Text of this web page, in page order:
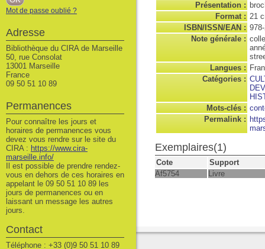
Présentation :
Format : 21
ISBN/ISSN/EAN :
Note générale :
Langues :
Catégories :
Mots-clés :
Permalink :
Exemplaires(1)
Cote
Support
Af5754
Livre
Mot de passe oublié ?
Adresse
Bibliothèque du CIRA de Marseille
50, rue Consolat
13001 Marseille
France
09 50 51 10 89
Permanences
Pour connaître les jours et
horaires de permanences vous
devez vous rendre sur le site du
CIRA : https://www.cira-
marseille.info/
Il est possible de prendre rendez-
vous en dehors de ces horaires en
appelant le 09 50 51 10 89 les
jours de permanences ou en
laissant un message les autres
jours.
Contact
Téléphone : +33 (0)9 50 51 10 89